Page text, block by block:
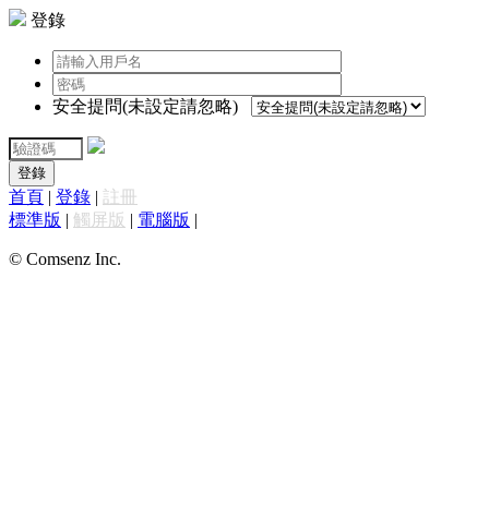
登錄
安全提問(未設定請忽略)
登錄
首頁 | 登錄 | 註冊
標準版 | 觸屏版 | 電腦版 |
© Comsenz Inc.